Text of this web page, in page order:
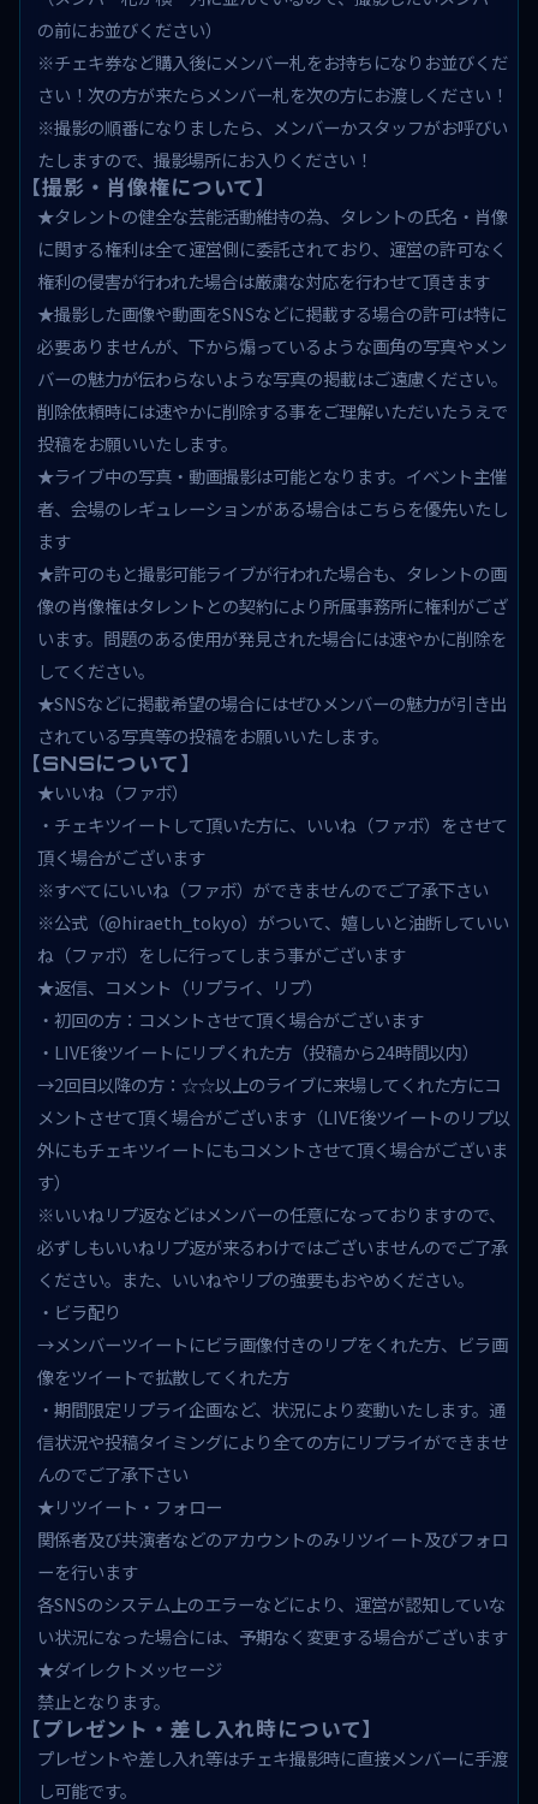
の前にお並びください）
※チェキ券など購入後にメンバー札をお持ちになりお並びくだ
さい！次の方が来たらメンバー札を次の方にお渡しください！
※撮影の順番になりましたら、メンバーかスタッフがお呼びい
たしますので、撮影場所にお入りください！
【撮影・肖像権について】
★タレントの健全な芸能活動維持の為、タレントの氏名・肖像
に関する権利は全て運営側に委託されており、運営の許可なく
権利の侵害が行われた場合は厳粛な対応を行わせて頂きます
★撮影した画像や動画をSNSなどに掲載する場合の許可は特に
必要ありませんが、下から煽っているような画角の写真やメン
バーの魅力が伝わらないような写真の掲載はご遠慮ください。
削除依頼時には速やかに削除する事をご理解いただいたうえで
投稿をお願いいたします。
★ライブ中の写真・動画撮影は可能となります。イベント主催
者、会場のレギュレーションがある場合はこちらを優先いたし
ます
★許可のもと撮影可能ライブが行われた場合も、タレントの画
像の肖像権はタレントとの契約により所属事務所に権利がござ
います。問題のある使用が発見された場合には速やかに削除を
してください。
★SNSなどに掲載希望の場合にはぜひメンバーの魅力が引き出
されている写真等の投稿をお願いいたします。
【SNSについて】
★いいね（ファボ）
・チェキツイートして頂いた方に、いいね（ファボ）をさせて
頂く場合がございます
※すべてにいいね（ファボ）ができませんのでご了承下さい
※公式（@hiraeth_tokyo）がついて、嬉しいと油断していい
ね（ファボ）をしに行ってしまう事がございます
★返信、コメント（リプライ、リプ）
・初回の方：コメントさせて頂く場合がございます
・LIVE後ツイートにリプくれた方（投稿から24時間以内）
→2回目以降の方：☆☆以上のライブに来場してくれた方にコ
メントさせて頂く場合がございます（LIVE後ツイートのリプ以
外にもチェキツイートにもコメントさせて頂く場合がございま
す）
※いいねリプ返などはメンバーの任意になっておりますので、
必ずしもいいねリプ返が来るわけではございませんのでご了承
ください。また、いいねやリプの強要もおやめください。
・ビラ配り
→メンバーツイートにビラ画像付きのリプをくれた方、ビラ画
像をツイートで拡散してくれた方
・期間限定リプライ企画など、状況により変動いたします。通
信状況や投稿タイミングにより全ての方にリプライができませ
んのでご了承下さい
★リツイート・フォロー
関係者及び共演者などのアカウントのみリツイート及びフォロ
ーを行います
各SNSのシステム上のエラーなどにより、運営が認知していな
い状況になった場合には、予期なく変更する場合がございます
★ダイレクトメッセージ
禁止となります。
【プレゼント・差し入れ時について】
プレゼントや差し入れ等はチェキ撮影時に直接メンバーに手渡
し可能です。